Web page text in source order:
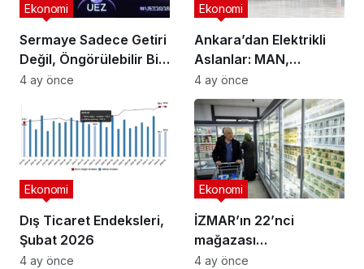
Sermaye Sadece Getiri
Değil, Öngörülebilir Bir
Ortam Arıyor
Ekonomi
4 ay önce
Ankara’dan Elektrikli
Aslanlar: MAN,
Ankara’daki
fabrikasında eBus
üretimine başladı
Ekonomi
4 ay önce
Dış Ticaret Endeksleri,
Şubat 2026
Ekonomi
4 ay önce
İZMAR’ın 22’nci
mağazası
Osmangazi’de açıldı
Ekonomi
4 ay önce